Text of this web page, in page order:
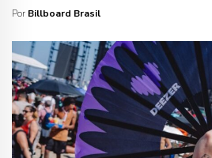
Por Billboard Brasil